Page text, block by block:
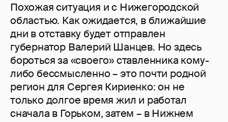
Похожая ситуация и с Нижегородской
областью. Как ожидается, в ближайшие
дни в отставку будет отправлен
губернатор Валерий Шанцев. Но здесь
бороться за «своего» ставленника кому-
либо бессмысленно – это почти родной
регион для Сергея Кириенко: он не
только долгое время жил и работал
сначала в Горьком, затем – в Нижнем